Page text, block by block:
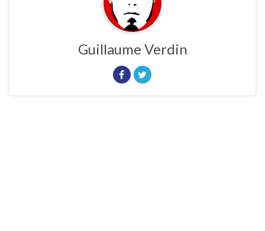
Guillaume Verdin